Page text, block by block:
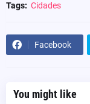
Tags: Cidades
Facebook
You might like